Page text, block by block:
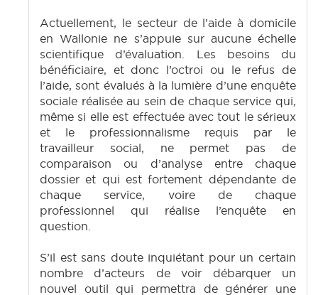
Actuellement, le secteur de l’aide à domicile
en Wallonie ne s’appuie sur aucune échelle
scientifique d’évaluation. Les besoins du
bénéficiaire, et donc l’octroi ou le refus de
l’aide, sont évalués à la lumière d’une enquête
sociale réalisée au sein de chaque service qui,
même si elle est effectuée avec tout le sérieux
et le professionnalisme requis par le
travailleur social, ne permet pas de
comparaison ou d’analyse entre chaque
dossier et qui est fortement dépendante de
chaque service, voire de chaque
professionnel qui réalise l’enquête en
question.
S’il est sans doute inquiétant pour un certain
nombre d’acteurs de voir débarquer un
nouvel outil qui permettra de générer une